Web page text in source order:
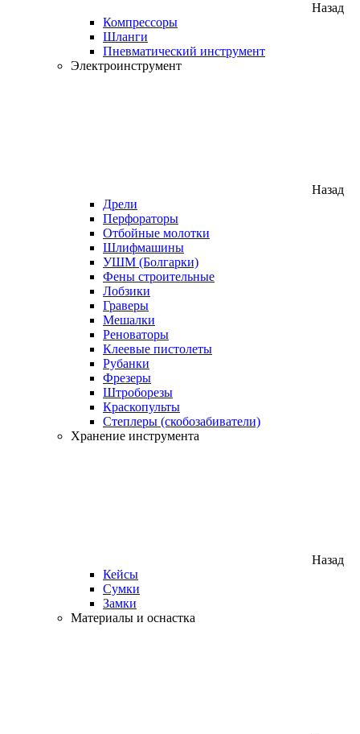
Назад
Компрессоры
Шланги
Пневматический инструмент
Электроинструмент
Назад
Дрели
Перфораторы
Отбойные молотки
Шлифмашины
УШМ (Болгарки)
Фены строительные
Лобзики
Граверы
Мешалки
Реноваторы
Клеевые пистолеты
Рубанки
Фрезеры
Штроборезы
Краскопульты
Степлеры (скобозабиватели)
Хранение инструмента
Назад
Кейсы
Сумки
Замки
Материалы и оснастка